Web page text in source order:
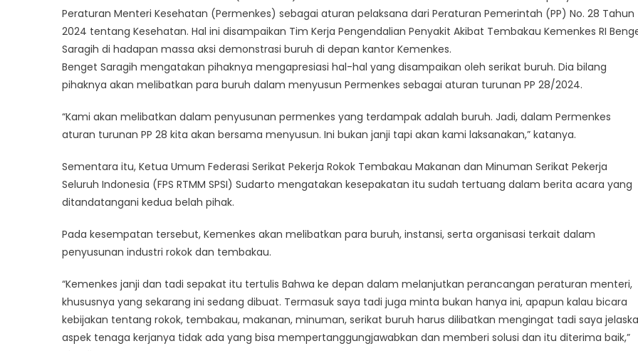
Peraturan Menteri Kesehatan (Permenkes) sebagai aturan pelaksana dari Peraturan Pemerintah (PP) No. 28 Tahun
2024 tentang Kesehatan. Hal ini disampaikan Tim Kerja Pengendalian Penyakit Akibat Tembakau Kemenkes RI
Saragih di hadapan massa aksi demonstrasi buruh di depan kantor Kemenkes.
Benget Saragih mengatakan pihaknya mengapresiasi hal-hal yang disampaikan oleh serikat buruh. Dia bilang
pihaknya akan melibatkan para buruh dalam menyusun Permenkes sebagai aturan turunan PP 28/2024.
“Kami akan melibatkan dalam penyusunan permenkes yang terdampak adalah buruh. Jadi, dalam Permenkes
aturan turunan PP 28 kita akan bersama menyusun. Ini bukan janji tapi akan kami laksanakan,” katanya.
Sementara itu, Ketua Umum Federasi Serikat Pekerja Rokok Tembakau Makanan dan Minuman Serikat Pekerja
Seluruh Indonesia (FPS RTMM SPSI) Sudarto mengatakan kesepakatan itu sudah tertuang dalam berita acara yang
ditandatangani kedua belah pihak.
Pada kesempatan tersebut, Kemenkes akan melibatkan para buruh, instansi, serta organisasi terkait dalam
penyusunan industri rokok dan tembakau.
“Kemenkes janji dan tadi sepakat itu tertulis Bahwa ke depan dalam melanjutkan perancangan peraturan menteri,
khususnya yang sekarang ini sedang dibuat. Termasuk saya tadi juga minta bukan hanya ini, apapun kalau bicara
kebijakan tentang rokok, tembakau, makanan, minuman, serikat buruh harus dilibatkan mengingat tadi saya
aspek tenaga kerjanya tidak ada yang bisa mempertanggungjawabkan dan memberi solusi dan itu diterima baik,”